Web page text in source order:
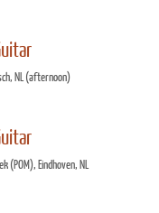
NL (afternoon)
(POM), Eindhoven, NL